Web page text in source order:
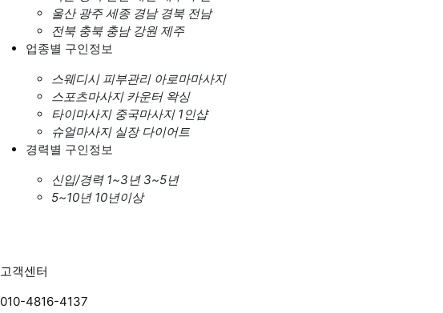
울산 광주 세종 경남 경북 전남
전북 충북 충남 강원 제주
업종별 구인정보
스웨디시 피부관리 아로마마사지
스포츠마사지 카운터 왁싱
타이마사지 중국마사지 1인샵
슈얼마사지 실장 다이어트
경력별 구인정보
신입/경력 1~3년 3~5년
5~10년 10년이상
고객센터
010-4816-4137